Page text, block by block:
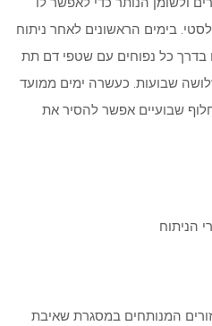
בימים הראשונים לאחר ניתוח
בדרך כל נפוחים עם שטפי דם תת
שבועות. כעשרה ימים ממועד
שבועיים אפשר להסיר את
הניתוח
המנותחים במסגרת שאיבת